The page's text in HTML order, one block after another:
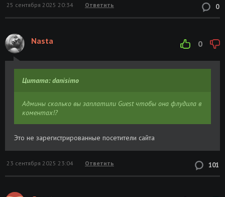
0
25 сентября 2025 20:34 Ответить
0
Nasta
Цитата: danisimo
Админы сколько вы заплатили Guest чтобы она флудила в
коментах!?
Это не зарегистрированные посетители сайта
101
23 сентября 2025 23:04 Ответить